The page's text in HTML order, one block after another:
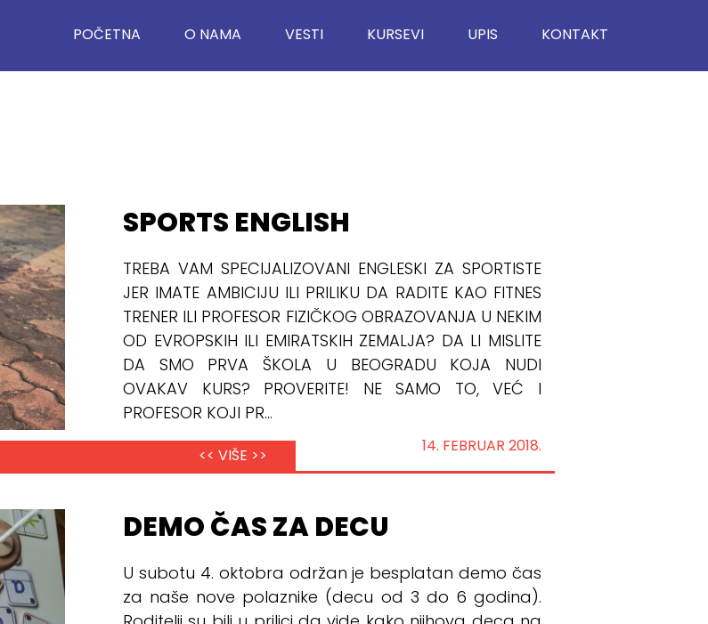
POČETNA O NAMA VESTI KURSEVI UPIS KONTAKT
SPORTS ENGLISH
TREBA VAM SPECIJALIZOVANI ENGLESKI ZA SPORTISTE
JER IMATE AMBICIJU ILI PRILIKU DA RADITE KAO FITNES
TRENER ILI PROFESOR FIZIČKOG OBRAZOVANJA U NEKIM
OD EVROPSKIH ILI EMIRATSKIH ZEMALJA? DA LI MISLITE
DA SMO PRVA ŠKOLA U BEOGRADU KOJA NUDI
OVAKAV KURS? PROVERITE! NE SAMO TO, VEĆ I
PROFESOR KOJI PR...
14. FEBRUAR 2018.
<< VIŠE >>
DEMO ČAS ZA DECU
U subotu 4. oktobra održan je besplatan demo čas
za naše nove polaznike (decu od 3 do 6 godina).